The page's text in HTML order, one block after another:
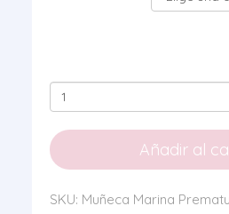
Muñeca
Marina
cantidad
Añadir al
SKU: Muñeca Marina